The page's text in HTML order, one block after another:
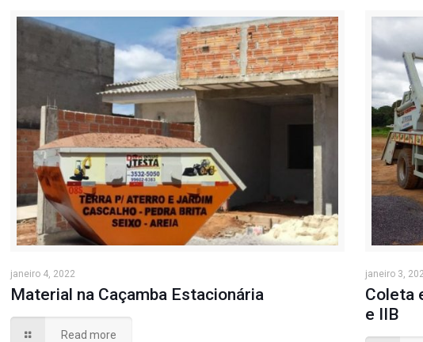
janeiro 4, 2022
Material na Caçamba Estacionária
Read more
janeiro 3,
Coleta
e IIB